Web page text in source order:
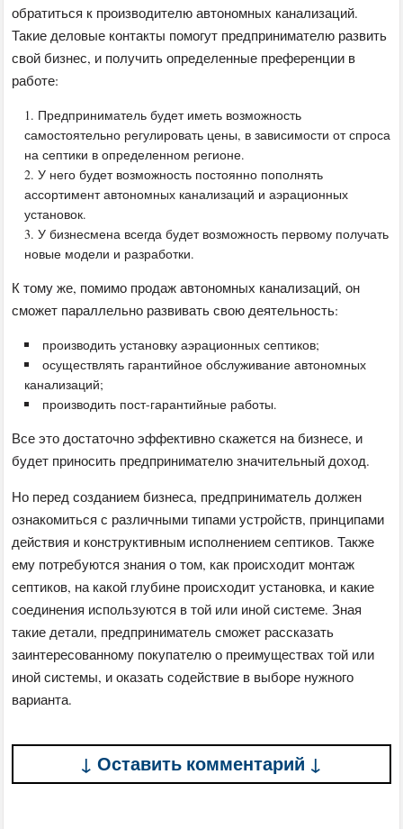
обратиться к производителю автономных канализаций.
Такие деловые контакты помогут предпринимателю развить
свой бизнес, и получить определенные преференции в
работе:
Предприниматель будет иметь возможность
самостоятельно регулировать цены, в зависимости от спроса
на септики в определенном регионе.
У него будет возможность постоянно пополнять
ассортимент автономных канализаций и аэрационных
установок.
У бизнесмена всегда будет возможность первому получать
новые модели и разработки.
К тому же, помимо продаж автономных канализаций, он
сможет параллельно развивать свою деятельность:
производить установку аэрационных септиков;
осуществлять гарантийное обслуживание автономных
канализаций;
производить пост-гарантийные работы.
Все это достаточно эффективно скажется на бизнесе, и
будет приносить предпринимателю значительный доход.
Но перед созданием бизнеса, предприниматель должен
ознакомиться с различными типами устройств, принципами
действия и конструктивным исполнением септиков. Также
ему потребуются знания о том, как происходит монтаж
септиков, на какой глубине происходит установка, и какие
соединения используются в той или иной системе. Зная
такие детали, предприниматель сможет рассказать
заинтересованному покупателю о преимуществах той или
иной системы, и оказать содействие в выборе нужного
варианта.
↓ Оставить комментарий ↓